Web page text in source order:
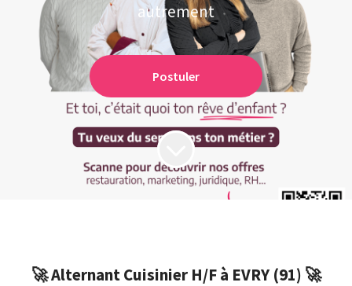
autrement
Postuler
🚀 Alternant Cuisinier H/F à EVRY (91) 🚀